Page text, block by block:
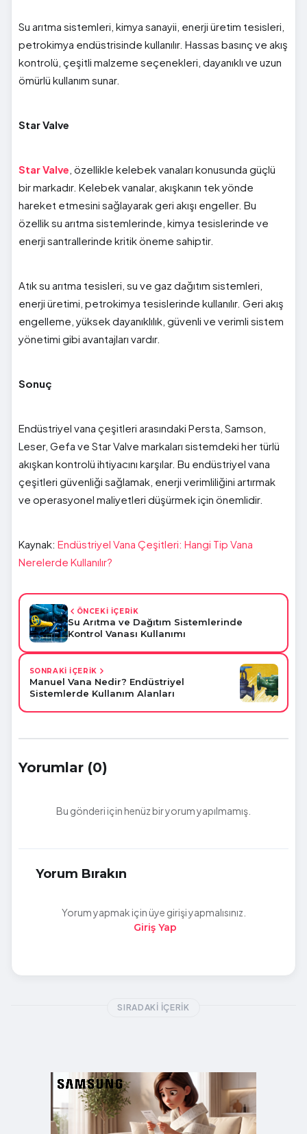
Su arıtma sistemleri, kimya sanayii, enerji üretim tesisleri,
petrokimya endüstrisinde kullanılır. Hassas basınç ve akış
kontrolü, çeşitli malzeme seçenekleri, dayanıklı ve uzun
ömürlü kullanım sunar.
Star Valve
Star Valve , özellikle kelebek vanaları konusunda güçlü
bir markadır. Kelebek vanalar, akışkanın tek yönde
hareket etmesini sağlayarak geri akışı engeller. Bu
özellik su arıtma sistemlerinde, kimya tesislerinde ve
enerji santrallerinde kritik öneme sahiptir.
Atık su arıtma tesisleri, su ve gaz dağıtım sistemleri,
enerji üretimi, petrokimya tesislerinde kullanılır. Geri akış
engelleme, yüksek dayanıklılık, güvenli ve verimli sistem
yönetimi gibi avantajları vardır.
Sonuç
Endüstriyel vana çeşitleri arasındaki Persta, Samson,
Leser, Gefa ve Star Valve markaları sistemdeki her türlü
akışkan kontrolü ihtiyacını karşılar. Bu endüstriyel vana
çeşitleri güvenliği sağlamak, enerji verimliliğini artırmak
ve operasyonel maliyetleri düşürmek için önemlidir.
Kaynak: Endüstriyel Vana Çeşitleri: Hangi Tip Vana
Nerelerde Kullanılır?
ÖNCEKİ İÇERİK
Su Arıtma ve Dağıtım Sistemlerinde
Kontrol Vanası Kullanımı
SONRAKİ İÇERİK
Manuel Vana Nedir? Endüstriyel
Sistemlerde Kullanım Alanları
Yorumlar (0)
Bu gönderi için henüz bir yorum yapılmamış.
Yorum Bırakın
Yorum yapmak için üye girişi yapmalısınız.
Giriş Yap
SIRADAKI İÇERIK